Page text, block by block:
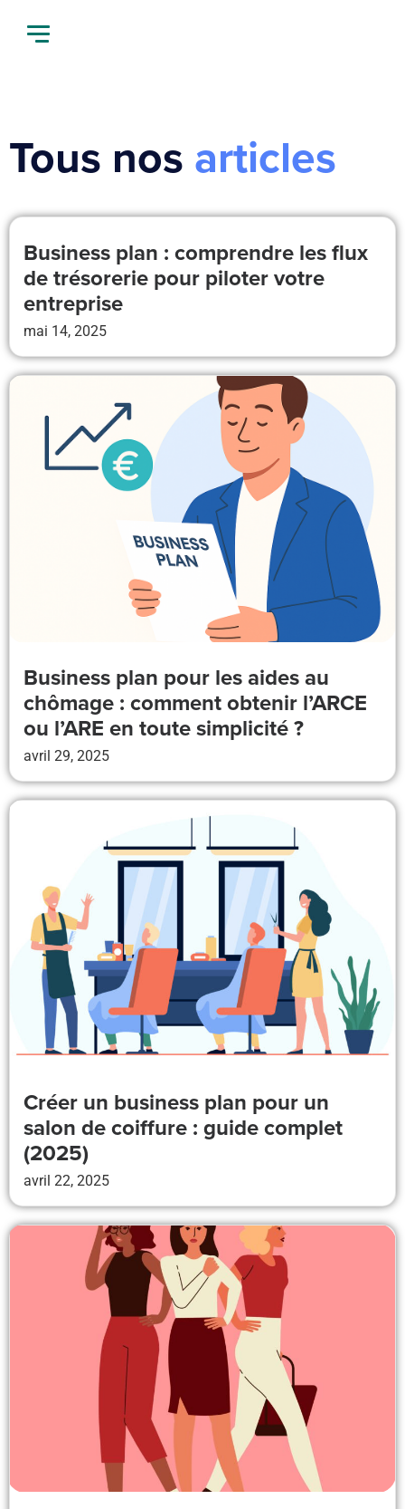
Tous nos articles
Business plan : comprendre les flux
de trésorerie pour piloter votre
entreprise
mai 14, 2025
Business plan pour les aides au
chômage : comment obtenir l’ARCE
ou l’ARE en toute simplicité ?
avril 29, 2025
Créer un business plan pour un
salon de coiffure : guide complet
(2025)
avril 22, 2025